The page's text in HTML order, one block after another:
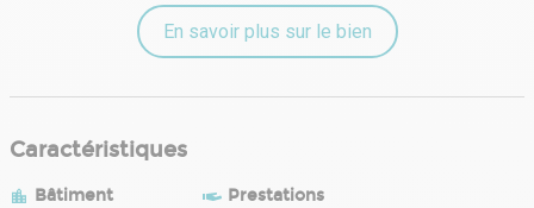
En savoir plus sur le bien
Caractéristiques
Bâtiment Prestations